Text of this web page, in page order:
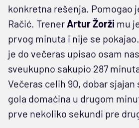
konkretna rešenja. Pomogao
Račić. Trener Artur Žorži mu
prvog minuta i nije se
je do večeras upisao osam
sveukupno sakupio 287
Večeras celih 90, dobar
gola domaćina u drugom
prve nekoliko sekundi pre